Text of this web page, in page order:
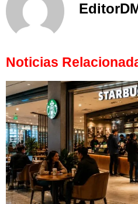
Noticias